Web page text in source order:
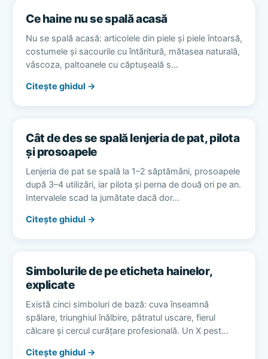
Ce haine nu se spală acasă
Nu se spală acasă: articolele din piele și piele întoarsă,
costumele și sacourile cu întăritură, mătasea naturală,
vâscoza, paltoanele cu căptușeală s…
Citește ghidul →
Cât de des se spală lenjeria de pat, pilota
și prosoapele
Lenjeria de pat se spală la 1–2 săptămâni, prosoapele
după 3–4 utilizări, iar pilota și perna de două ori pe an.
Intervalele scad la jumătate dacă dor…
Citește ghidul →
Simbolurile de pe eticheta hainelor,
explicate
Există cinci simboluri de bază: cuva înseamnă
spălare, triunghiul înălbire, pătratul uscare, fierul
călcare și cercul curățare profesională. Un X pest…
Citește ghidul →